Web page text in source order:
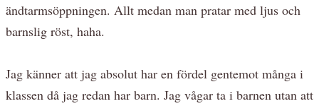
ändtarmsöppningen. Allt medan man pratar med ljus och
barnslig röst, haha.
Jag känner att jag absolut har en fördel gentemot många i
klassen då jag redan har barn. Jag vågar ta i barnen utan att